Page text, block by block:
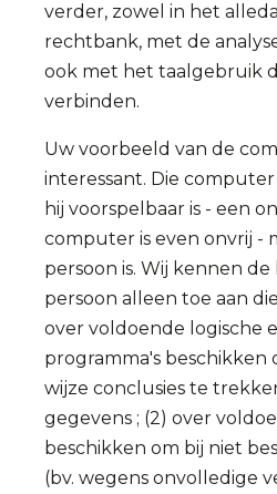
verder, zowel in het
rechtbank, met de
ook met het taalgebruik
verbinden.
Uw voorbeeld van de
interessant. Die
hij voorspelbaar is - een
computer is even onvrij -
persoon is. Wij kennen
persoon alleen toe aan
over voldoende logische
programma's beschikken
wijze conclusies te
gegevens ; (2) over
beschikken om bij niet
(bv. wegens onvolledige